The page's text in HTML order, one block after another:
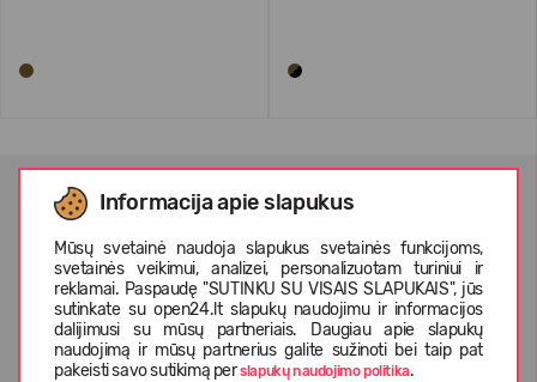
Informacija apie slapukus
Mūsų svetainė naudoja slapukus svetainės funkcijoms,
svetainės veikimui, analizei, personalizuotam turiniui ir
reklamai. Paspaudę "SUTINKU SU VISAIS SLAPUKAIS", jūs
sutinkate su open24.lt slapukų naudojimu ir informacijos
dalijimusi su mūsų partneriais. Daugiau apie slapukų
naudojimą ir mūsų partnerius galite sužinoti bei taip pat
pakeisti savo sutikimą perslapukų naudojimo politika.
NAUJIENLAIŠKIO PRENUMERATA
Patvirtinu, kad susipažinau suprivatumo politikairasmens
duomenų apsaugos taisyklėmis